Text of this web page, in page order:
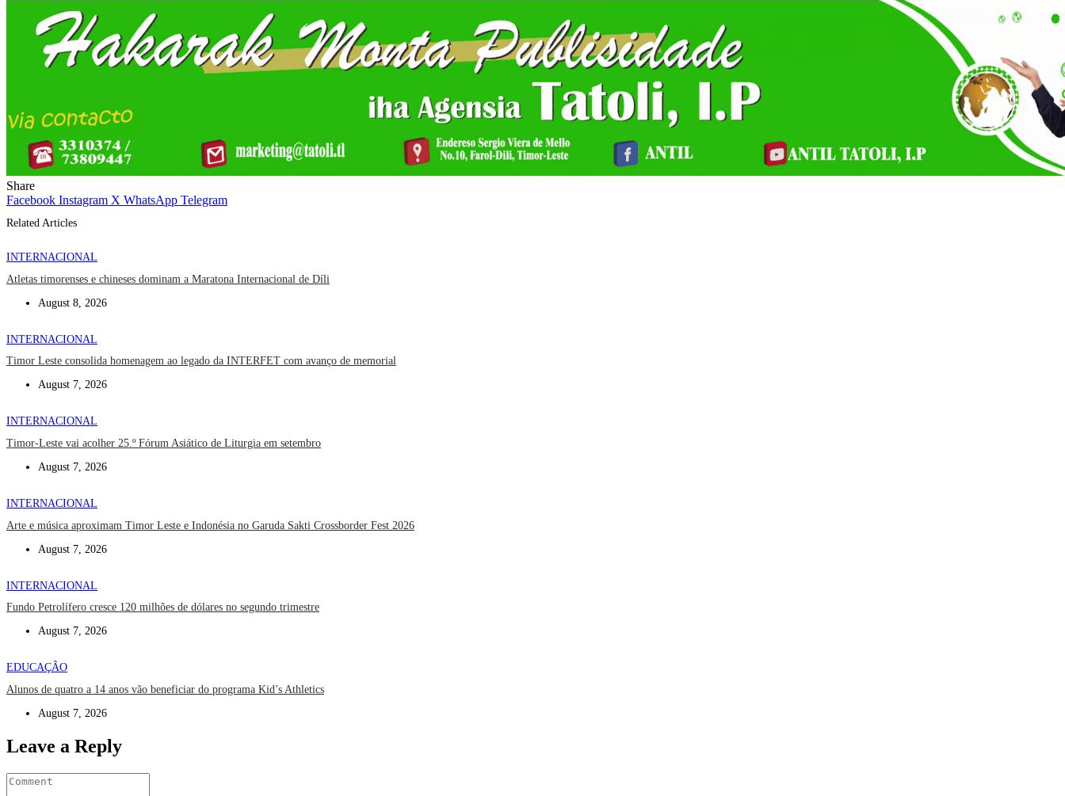
Share
Facebook Instagram X WhatsApp Telegram
Related Articles
INTERNACIONAL
Atletas timorenses e chineses dominam a Maratona Internacional de Díli
August 8, 2026
INTERNACIONAL
Timor Leste consolida homenagem ao legado da INTERFET com avanço de memorial
August 7, 2026
INTERNACIONAL
Timor-Leste vai acolher 25.º Fórum Asiático de Liturgia em setembro
August 7, 2026
INTERNACIONAL
Arte e música aproximam Timor Leste e Indonésia no Garuda Sakti Crossborder Fest 2026
August 7, 2026
INTERNACIONAL
Fundo Petrolífero cresce 120 milhões de dólares no segundo trimestre
August 7, 2026
EDUCAÇÃO
Alunos de quatro a 14 anos vão beneficiar do programa Kid’s Athletics
August 7, 2026
Leave a Reply